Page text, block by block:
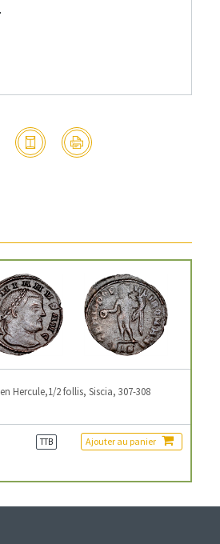
Hercule,1/2 follis, Siscia, 307-308
TTB Ajouter au panier